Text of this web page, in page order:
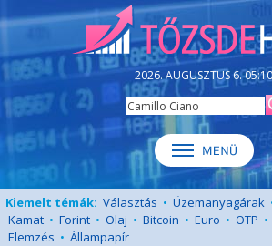
2026. AUGUSZTUS 6. 05:10
Kiemelt témák: Választás • Üzemanyagárak
Kamat • Forint • Olaj • Bitcoin • Euro • OTP •
Elemzés • Állampapír